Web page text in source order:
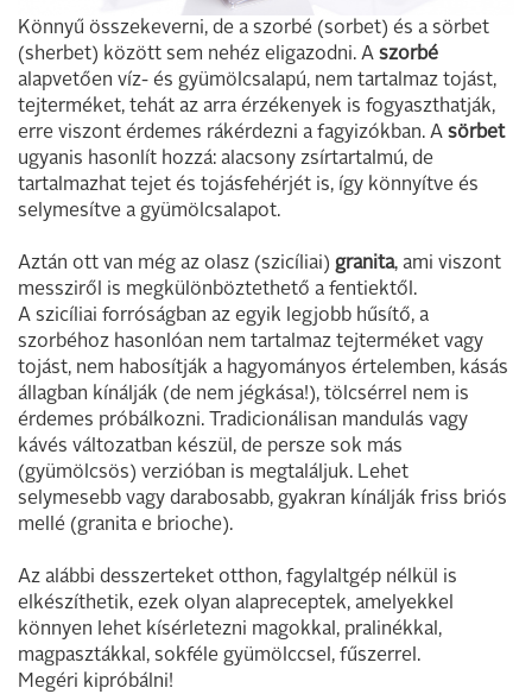
Könnyű összekeverni, de a szorbé (sorbet) és a sörbet
(sherbet) között sem nehéz eligazodni. A szorbé
alapvetően víz- és gyümölcsalapú, nem tartalmaz tojást,
tejterméket, tehát az arra érzékenyek is fogyaszthatják,
erre viszont érdemes rákérdezni a fagyizókban. A sörbet
ugyanis hasonlít hozzá: alacsony zsírtartalmú, de
tartalmazhat tejet és tojásfehérjét is, így könnyítve és
selymesítve a gyümölcsalapot.
Aztán ott van még az olasz (szicíliai) granita, ami viszont
messziről is megkülönböztethető a fentiektől.
A szicíliai forróságban az egyik legjobb hűsítő, a
szorbéhoz hasonlóan nem tartalmaz tejterméket vagy
tojást, nem habosítják a hagyományos értelemben, kásás
állagban kínálják (de nem jégkása!), tölcsérrel nem is
érdemes próbálkozni. Tradicionálisan mandulás vagy
kávés változatban készül, de persze sok más
(gyümölcsös) verzióban is megtaláljuk. Lehet
selymesebb vagy darabosabb, gyakran kínálják friss briós
mellé (granita e brioche).
Az alábbi desszerteket otthon, fagylaltgép nélkül is
elkészíthetik, ezek olyan alapreceptek, amelyekkel
könnyen lehet kísérletezni magokkal, pralinékkal,
magpasztákkal, sokféle gyümölccsel, fűszerrel.
Megéri kipróbálni!